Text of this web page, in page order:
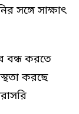
সঙ্গে সাক্ষাৎ
বন্ধ করতে
করছে